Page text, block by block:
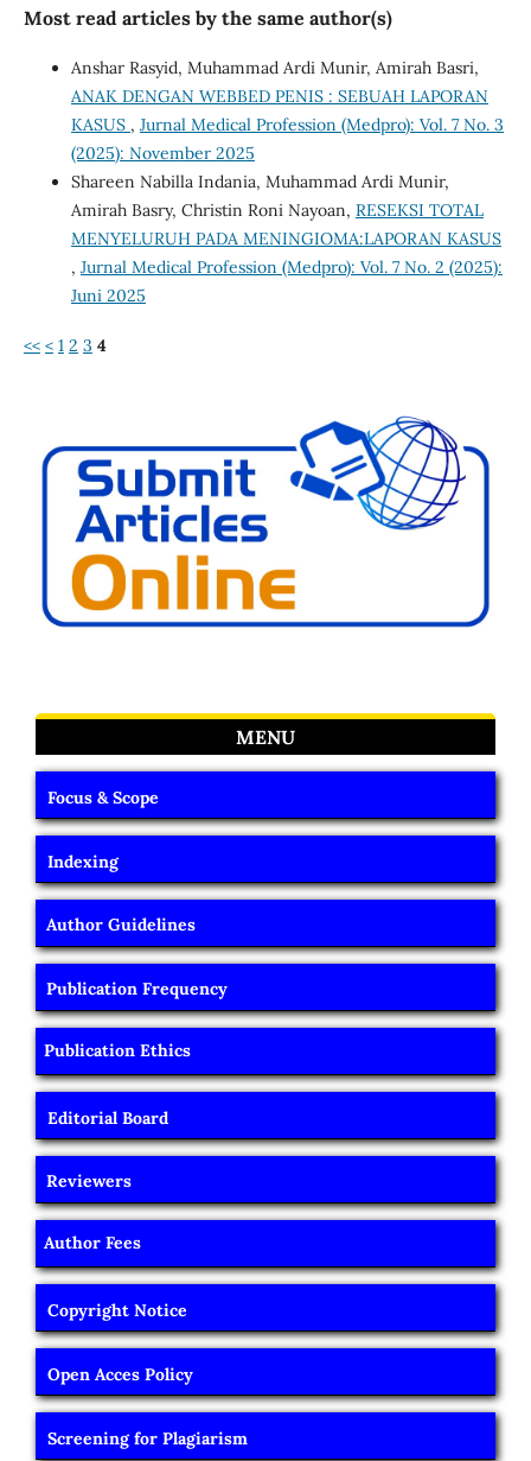
Most read articles by the same author(s)
Anshar Rasyid, Muhammad Ardi Munir, Amirah Basri,
ANAK DENGAN WEBBED PENIS : SEBUAH LAPORAN
KASUS , Jurnal Medical Profession (Medpro): Vol. 7 No. 3
(2025): November 2025
Shareen Nabilla Indania, Muhammad Ardi Munir,
Amirah Basry, Christin Roni Nayoan, RESEKSI TOTAL
MENYELURUH PADA MENINGIOMA:LAPORAN KASUS
, Jurnal Medical Profession (Medpro): Vol. 7 No. 2 (2025):
Juni 2025
<< < 1 2 3 4
MENU
Focus & Scope
Indexing
Author Guidelines
Publication Frequency
Publication Ethics
Editorial Board
Reviewers
Author Fees
Copyright Notice
Open Acces Policy
Screening for Plagiarism